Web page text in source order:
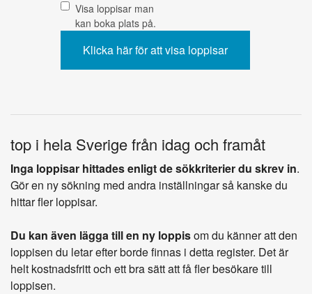
Visa loppisar man
kan boka plats på.
top i hela Sverige från idag och framåt
Inga loppisar hittades enligt de sökkriterier du skrev in.
Gör en ny sökning med andra inställningar så kanske du
hittar fler loppisar.
Du kan även lägga till en ny loppisom du känner att den
loppisen du letar efter borde finnas i detta register. Det är
helt kostnadsfritt och ett bra sätt att få fler besökare till
loppisen.